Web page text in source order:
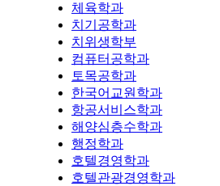
체육학과
치기공학과
치위생학부
컴퓨터공학과
토목공학과
한국어교원학과
항공서비스학과
해양심층수학과
행정학과
호텔경영학과
호텔관광경영학과